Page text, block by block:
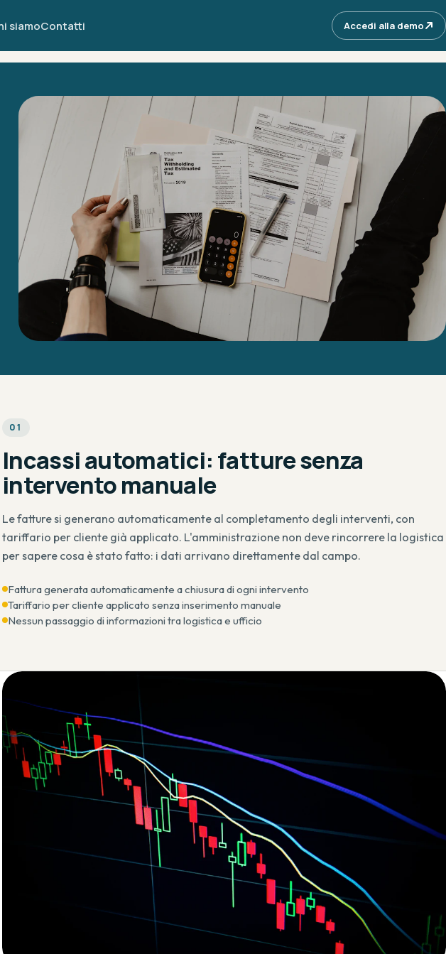
siamoContatti Accedi alla demo
01
Incassi automatici: fatture senza
intervento manuale
Le fatture si generano automaticamente al completamento degli interventi, con
tariffario per cliente già applicato. L'amministrazione non deve rincorrere la logistica
per sapere cosa è stato fatto: i dati arrivano direttamente dal campo.
Fattura generata automaticamente a chiusura di ogni intervento
Tariffario per cliente applicato senza inserimento manuale
Nessun passaggio di informazioni tra logistica e ufficio